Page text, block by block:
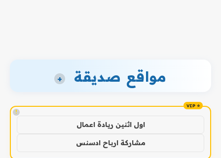
مواقع صديقة +
!
اول اثنين ريادة اعمال
مشاركة ارباح ادسنس